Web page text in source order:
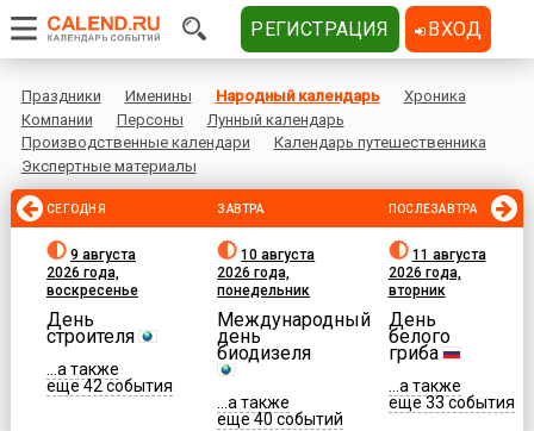
Праздники Именины Народный календарь
Хроника
Компании
Персоны
Лунный календарь
Производственные календари
Календарь путешественника
Экспертные материалы
СЕГОДНЯ
9 августа
2026 года,
воскресенье
День
строителя
...а также
еще 42 события
ЗАВТРА
10 августа
2026 года,
понедельник
Международный
день
биодизеля
...а также
еще 40 событий
ПОСЛЕЗАВТРА
11 августа
2026 года,
вторник
День
белого
гриба
...а также
еще 33 события
РЕГИСТРАЦИЯ ВХОД